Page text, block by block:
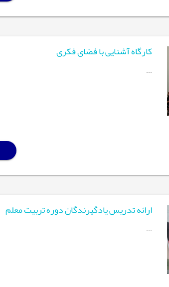
کارگاه آشنایی با فضای فکری
...
ارائه تدریس یادگیرندگان دوره تربیت معلم
...